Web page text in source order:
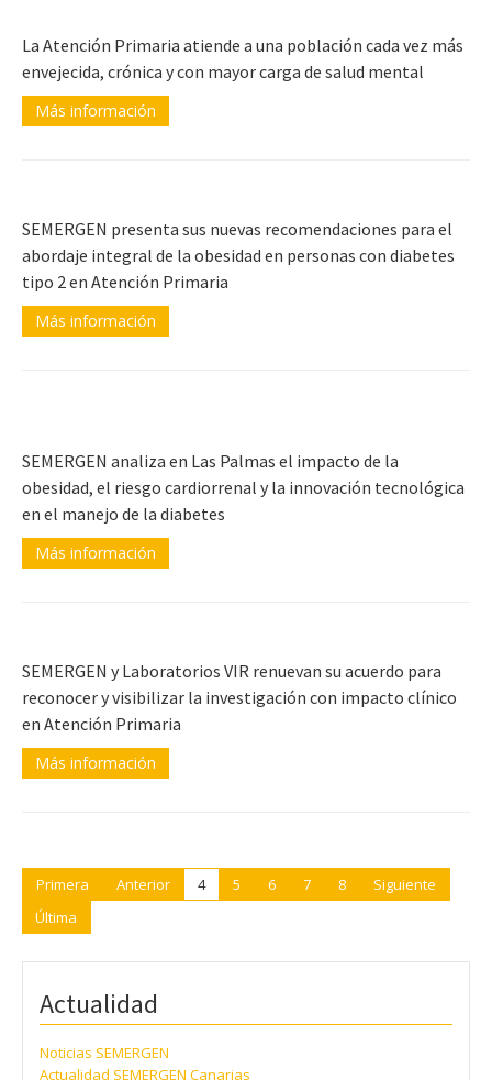
La Atención Primaria atiende a una población cada vez más
envejecida, crónica y con mayor carga de salud mental
Más información
SEMERGEN presenta sus nuevas recomendaciones para el
abordaje integral de la obesidad en personas con diabetes
tipo 2 en Atención Primaria
Más información
SEMERGEN analiza en Las Palmas el impacto de la
obesidad, el riesgo cardiorrenal y la innovación tecnológica
en el manejo de la diabetes
Más información
SEMERGEN y Laboratorios VIR renuevan su acuerdo para
reconocer y visibilizar la investigación con impacto clínico
en Atención Primaria
Más información
Primera Anterior 4 5 6 7 8
Siguiente
Última
Actualidad
Noticias SEMERGEN
Actualidad SEMERGEN Canarias